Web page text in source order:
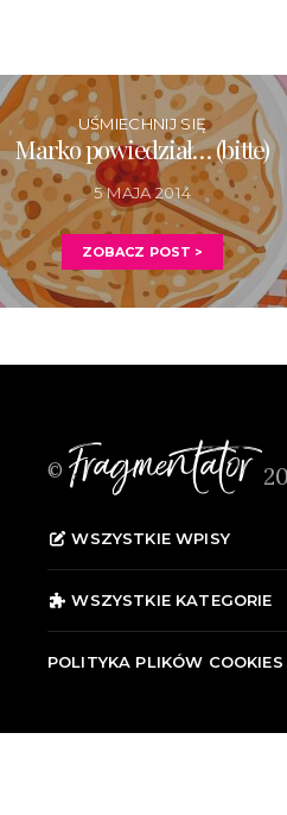
UŚMIECHNIJ SIĘ
Marko powiedział… (bitte)
5 MAJA 2014
ZOBACZ POST >
© Fragmentator
WSZYSTKIE WPISY
WSZYSTKIE KATEGORIE
POLITYKA PLIKÓW COOKIES